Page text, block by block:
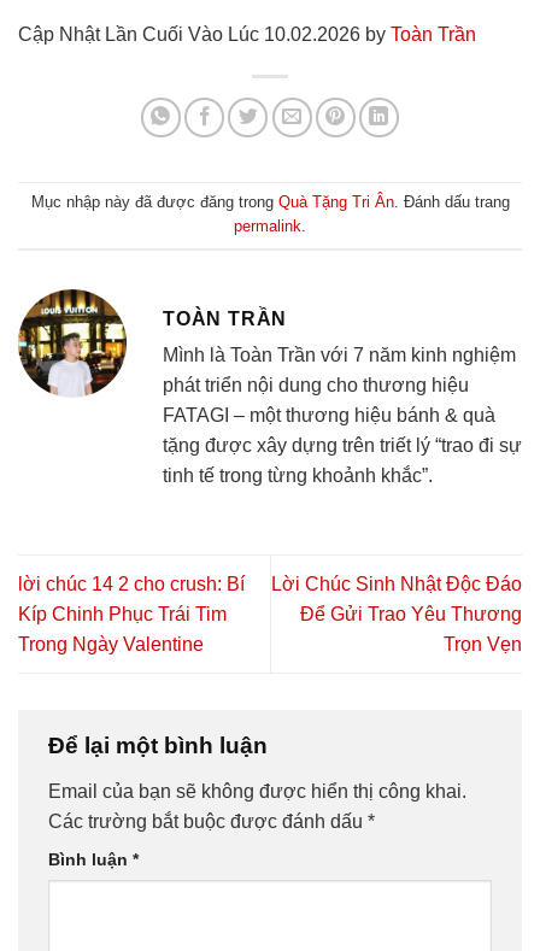
Cập Nhật Lần Cuối Vào Lúc 10.02.2026 by Toàn Trần
Mục nhập này đã được đăng trong Quà Tặng Tri Ân. Đánh dấu trang
permalink.
TOÀN TRẦN
Mình là Toàn Trần với 7 năm kinh nghiệm
phát triển nội dung cho thương hiệu
FATAGI – một thương hiệu bánh & quà
tặng được xây dựng trên triết lý “trao đi sự
tinh tế trong từng khoảnh khắc”.
lời chúc 14 2 cho crush: Bí
Kíp Chinh Phục Trái Tim
Trong Ngày Valentine
Lời Chúc Sinh Nhật Độc Đáo
Để Gửi Trao Yêu Thương
Trọn Vẹn
Để lại một bình luận
Email của bạn sẽ không được hiển thị công khai.
Các trường bắt buộc được đánh dấu *
Bình luận *